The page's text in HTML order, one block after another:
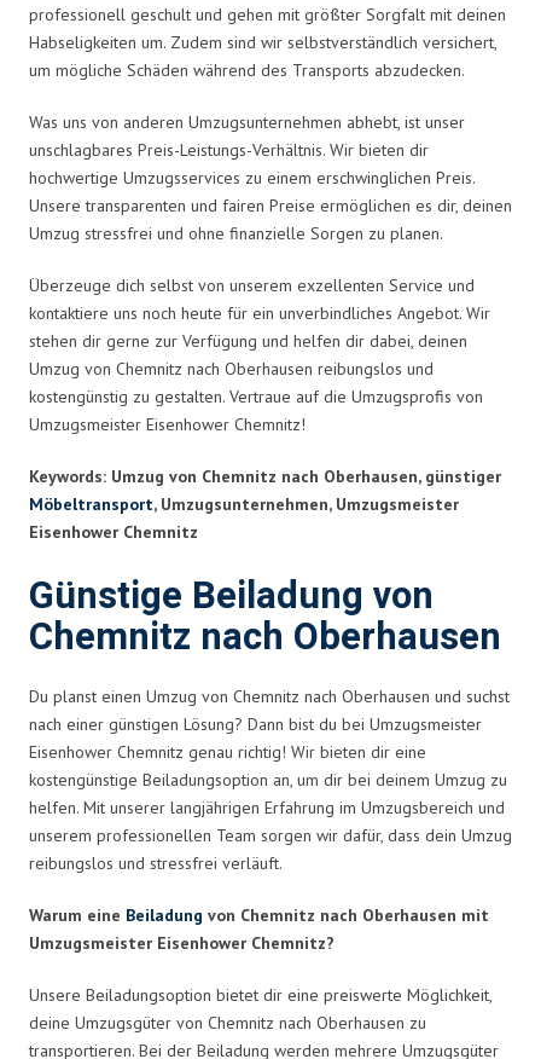
professionell geschult und gehen mit größter Sorgfalt mit deinen
Habseligkeiten um. Zudem sind wir selbstverständlich versichert,
um mögliche Schäden während des Transports abzudecken.
Was uns von anderen Umzugsunternehmen abhebt, ist unser
unschlagbares Preis-Leistungs-Verhältnis. Wir bieten dir
hochwertige Umzugsservices zu einem erschwinglichen Preis.
Unsere transparenten und fairen Preise ermöglichen es dir, deinen
Umzug stressfrei und ohne finanzielle Sorgen zu planen.
Überzeuge dich selbst von unserem exzellenten Service und
kontaktiere uns noch heute für ein unverbindliches Angebot. Wir
stehen dir gerne zur Verfügung und helfen dir dabei, deinen
Umzug von Chemnitz nach Oberhausen reibungslos und
kostengünstig zu gestalten. Vertraue auf die Umzugsprofis von
Umzugsmeister Eisenhower Chemnitz!
Keywords: Umzug von Chemnitz nach Oberhausen, günstiger
Möbeltransport, Umzugsunternehmen, Umzugsmeister
Eisenhower Chemnitz
Günstige Beiladung von
Chemnitz nach Oberhausen
Du planst einen Umzug von Chemnitz nach Oberhausen und suchst
nach einer günstigen Lösung? Dann bist du bei Umzugsmeister
Eisenhower Chemnitz genau richtig! Wir bieten dir eine
kostengünstige Beiladungsoption an, um dir bei deinem Umzug zu
helfen. Mit unserer langjährigen Erfahrung im Umzugsbereich und
unserem professionellen Team sorgen wir dafür, dass dein Umzug
reibungslos und stressfrei verläuft.
Warum eine Beiladung von Chemnitz nach Oberhausen mit
Umzugsmeister Eisenhower Chemnitz?
Unsere Beiladungsoption bietet dir eine preiswerte Möglichkeit,
deine Umzugsgüter von Chemnitz nach Oberhausen zu
transportieren. Bei der Beiladung werden mehrere Umzugsgüter